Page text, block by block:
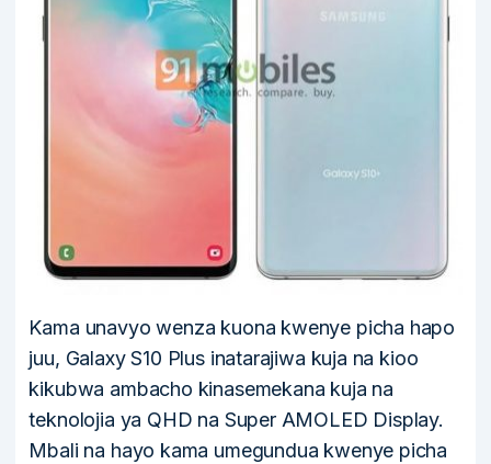
Kama unavyo wenza kuona kwenye picha hapo
juu, Galaxy S10 Plus inatarajiwa kuja na kioo
kikubwa ambacho kinasemekana kuja na
teknolojia ya QHD na Super AMOLED Display.
Mbali na hayo kama umegundua kwenye picha